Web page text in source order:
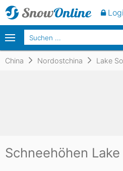
China Nordostchina Lake
Schneehöhen